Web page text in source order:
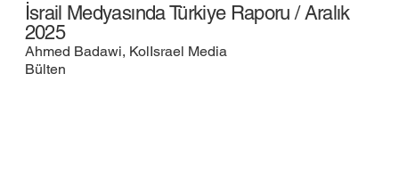
İsrail Medyasında Türkiye Raporu / Aralık
2025
Ahmed Badawi, KolIsrael Media
Bülten